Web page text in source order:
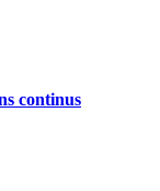
continus